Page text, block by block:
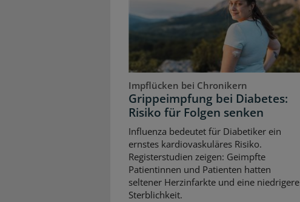
Impflücken bei Chronikern
Grippeimpfung bei Diabetes:
Risiko für Folgen senken
Influenza bedeutet für Diabetiker ein
ernstes kardiovaskuläres Risiko.
Registerstudien zeigen: Geimpfte
Patientinnen und Patienten hatten
seltener Herzinfarkte und eine niedrigere
Sterblichkeit.